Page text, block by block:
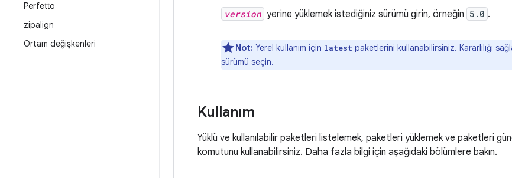
Perfetto
zipalign
Ortam değişkenleri
version yerine yüklemek istediğiniz sürümü girin, örneğin 5.0 .
Not: Yerel kullanım için latest paketlerini kullanabilirsiniz. Kararlılığı
sürümü seçin.
Kullanım
Yüklü ve kullanılabilir paketleri listelemek, paketleri yüklemek ve paketleri
komutunu kullanabilirsiniz. Daha fazla bilgi için aşağıdaki bölümlere bakın.